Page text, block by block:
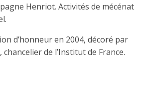
Henriot. Activités de mécénat
d’honneur en 2004, décoré par
de l’Institut de France.